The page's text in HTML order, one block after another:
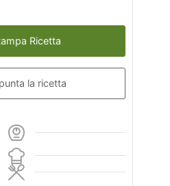
Ricetta
la ricetta